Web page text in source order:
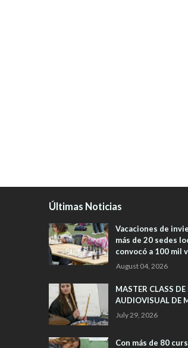
Últimas Noticias
Vacaciones de
más de 20 sedes
convocó a 100 mil
August 04, 2026
MASTER CLASS
AUDIOVISUAL DE
July 29, 2026
Con más de 80